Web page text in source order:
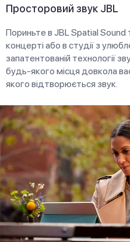
Просторовий звук JBL
Пориньте в JBL Spatial Sound
концерті або в студії з
запатентованій технології
будь-якого місця довкола
якого відтворюється звук.